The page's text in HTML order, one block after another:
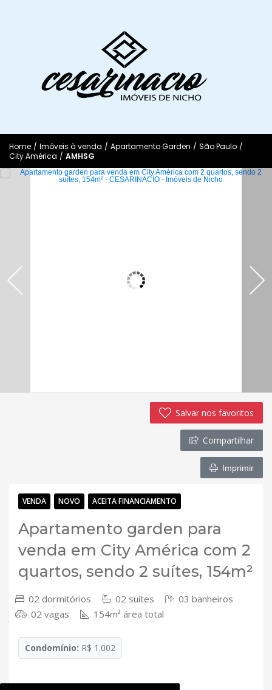
Home / Imóveis à venda / Apartamento Garden / São Paulo /
City América / AMHSG
Salvar nos favoritos
Compartilhar
Imprimir
VENDA NOVO ACEITA FINANCIAMENTO
Apartamento garden para
venda em City América com 2
quartos, sendo 2 suítes, 154m²
02 dormitórios 02 suítes
03 banheiros
02 vagas
154m² área total
Condomínio: R$ 1.002